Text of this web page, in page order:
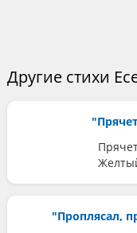
Другие стихи
"Проплясал,